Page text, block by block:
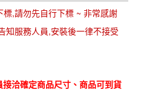
,請勿先自行下標 ~ 非常感謝
知服務人員,安裝後一律不接受
洽確定商品尺寸、商品可到貨